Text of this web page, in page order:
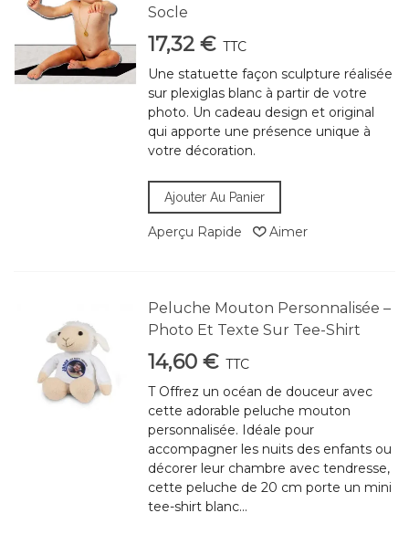
Socle
17,32 € TTC
Une statuette façon sculpture réalisée
sur plexiglas blanc à partir de votre
photo. Un cadeau design et original
qui apporte une présence unique à
votre décoration.
Ajouter Au Panier
Aperçu Rapide Aimer
Peluche Mouton Personnalisée –
Photo Et Texte Sur Tee-Shirt
14,60 € TTC
T Offrez un océan de douceur avec
cette adorable peluche mouton
personnalisée. Idéale pour
accompagner les nuits des enfants ou
décorer leur chambre avec tendresse,
cette peluche de 20 cm porte un mini
tee-shirt blanc...